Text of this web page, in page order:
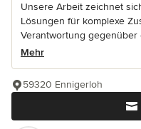
Unsere Arbeit zeichnet
Lösungen für komplexe
Verantwortung gegenüber
Mehr
59320 Ennigerloh